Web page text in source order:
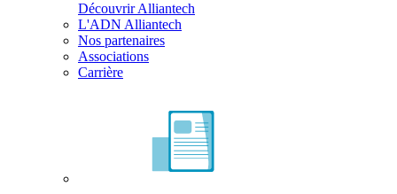
Découvrir Alliantech
L'ADN Alliantech
Nos partenaires
Associations
Carrière